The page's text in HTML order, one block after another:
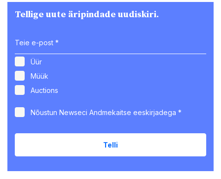
Tellige uute äripindade uudiskiri.
Üür
Müük
Auctions
Nõustun Newseci Andmekaitse eeskirjadega *